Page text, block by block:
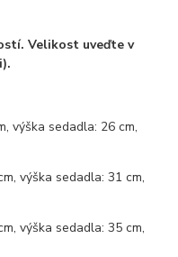
Velikost uveďte v
výška sedadla: 26 cm,
výška sedadla: 31 cm,
výška sedadla: 35 cm,